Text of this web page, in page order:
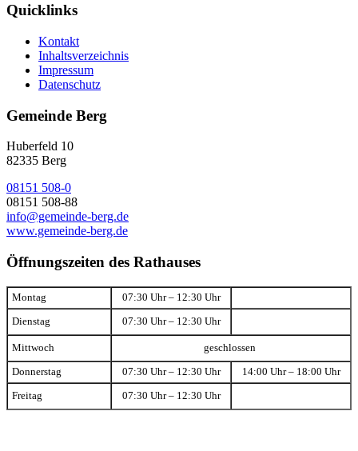
Quicklinks
Kontakt
Inhaltsverzeichnis
Impressum
Datenschutz
Gemeinde Berg
Huberfeld 10
82335 Berg
08151 508-0
08151 508-88
info@gemeinde-berg.de
www.gemeinde-berg.de
Öffnungszeiten des Rathauses
Montag 07:30 Uhr – 12:30 Uhr
Dienstag 07:30 Uhr – 12:30 Uhr
Mittwoch geschlossen
Donnerstag 07:30 Uhr – 12:30 Uhr 14:00 Uhr – 18:00 Uhr
Freitag 07:30 Uhr – 12:30 Uhr